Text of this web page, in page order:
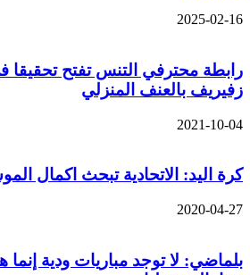
2025-02-16
رابطة محترفي التنس تفتح تحقيقا
زفيريف بالعنف المنزلي
2021-10-04
كرة اليد: الاتحادية تبحث اكمال
2020-04-27
بلماضي: لا توجد مباريات ودية